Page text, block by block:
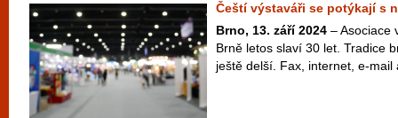
Čeští výstaváři se potýkají s
Brno, 13. září 2024 – Asociace
Brně letos slaví 30 let. Tradice
ještě delší. Fax, internet, e-mail